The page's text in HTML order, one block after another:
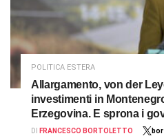
POLITICA ESTERA
Allargamento, von der
investimenti in
Erzegovina. E sprona i
DI FRANCESCO BORTOLETTO